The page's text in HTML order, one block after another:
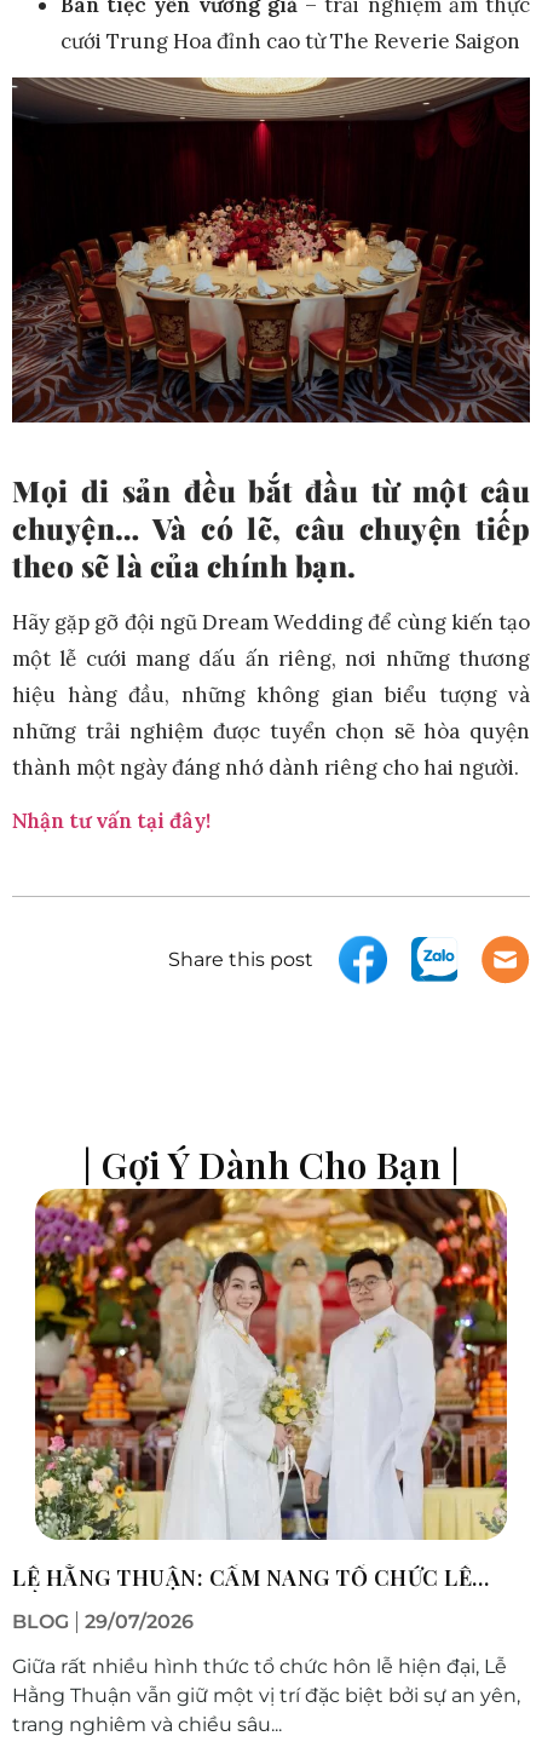
cưới Trung Hoa đỉnh cao từ The Reverie Saigon
Mọi di sản đều bắt đầu từ một câu
chuyện…Và có lẽ, câu chuyện tiếp
theo sẽ là của chính bạn.
Hãy gặp gỡ đội ngũ Dream Wedding để cùng kiến tạo
một lễ cưới mang dấu ấn riêng, nơi những thương
hiệu hàng đầu, những không gian biểu tượng và
những trải nghiệm được tuyển chọn sẽ hòa quyện
thành một ngày đáng nhớ dành riêng cho hai người.
Nhận tư vấn tại đây!
Share this post
| Gợi Ý Dành Cho Bạn |
LỄ HẰNG THUẬN: CẨM NANG TỔ CHỨC LỄ
HẰNG THUẬN TRỌN VẸN
BLOG
29/07/2026
Giữa rất nhiều hình thức tổ chức hôn lễ hiện đại, Lễ
Hằng Thuận vẫn giữ một vị trí đặc biệt bởi sự an yên,
trang nghiêm và chiều sâu...